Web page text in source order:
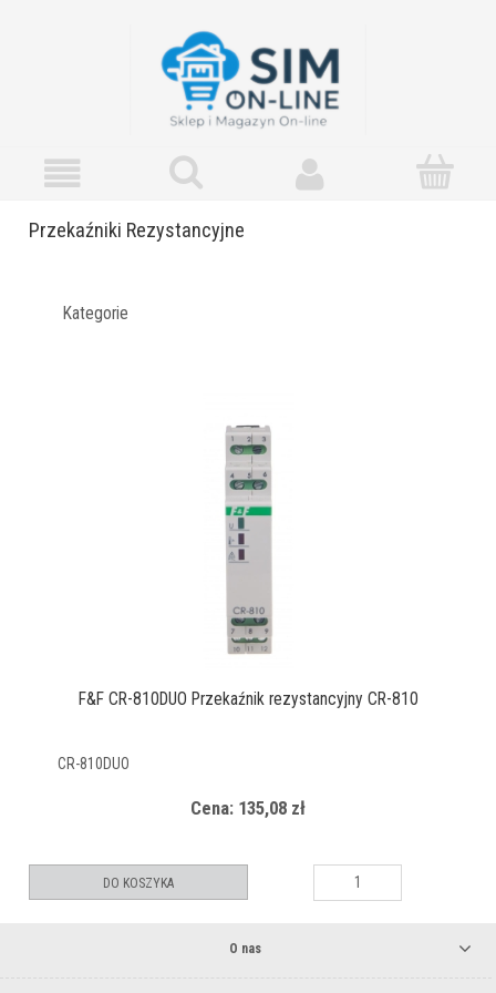
Przekaźniki Rezystancyjne
Kategorie
F&F CR-810DUO Przekaźnik rezystancyjny CR-810
CR-810DUO
Cena: 135,08 zł
DO KOSZYKA
O nas